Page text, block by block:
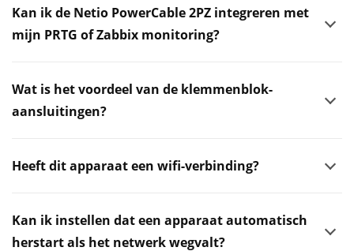
Kan ik de Netio PowerCable 2PZ integreren met
mijn PRTG of Zabbix monitoring?
Wat is het voordeel van de klemmenblok-
aansluitingen?
Heeft dit apparaat een wifi-verbinding?
Kan ik instellen dat een apparaat automatisch
herstart als het netwerk wegvalt?